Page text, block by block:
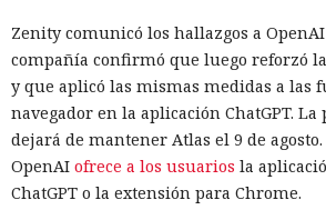
Zenity comunicó los hallazgos a
compañía confirmó que luego reforzó
y que aplicó las mismas medidas a las
navegador en la aplicación ChatGPT.
dejará de mantener Atlas el 9 de
OpenAI ofrece a los usuarios la
ChatGPT o la extensión para Chrome.